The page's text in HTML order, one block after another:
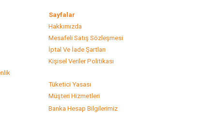
Sayfalar
Hakkımızda
Mesafeli Satış Sözleşmesi
İptal Ve İade Şartları
Kişisel Veriler Politikası
Tüketici Yasası
Müşteri Hizmetleri
Banka Hesap Bilgilerimiz